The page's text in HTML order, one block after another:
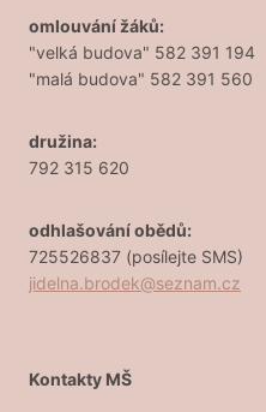
omlouvání žáků:
"velká budova" 582 391 194
"malá budova" 582 391 560
družina:
792 315 620
odhlašování obědů:
725526837 (posílejte SMS)
jidelna.brodek@seznam.cz
Kontakty MŠ